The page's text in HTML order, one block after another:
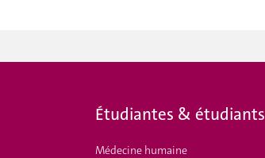
Étudiantes & étudiants
Médecine humaine